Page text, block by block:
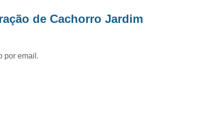
Exames Laboratoriais Veterinários
de Cachorro Jardim
por email.